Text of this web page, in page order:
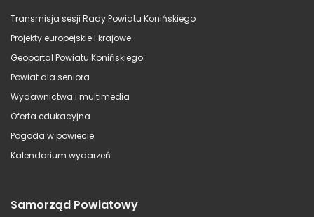
Transmisja sesji Rady Powiatu Konińskiego
Projekty europejskie i krajowe
Geoportal Powiatu Konińskiego
Powiat dla seniora
Wydawnictwa i multimedia
Oferta edukacyjna
Pogoda w powiecie
Kalendarium wydarzeń
Samorząd Powiatowy